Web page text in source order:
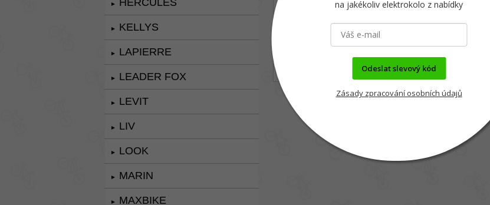
►
► KELLYS
► LAPIERRE
► LEADER FOX
► LEVIT
► LIV
► LOOK
► MARIN
► MAXBIKE
na jakékoliv elektrokolo z nabídky
Odeslat slevový kód
Zásady zpracování osobních údajů